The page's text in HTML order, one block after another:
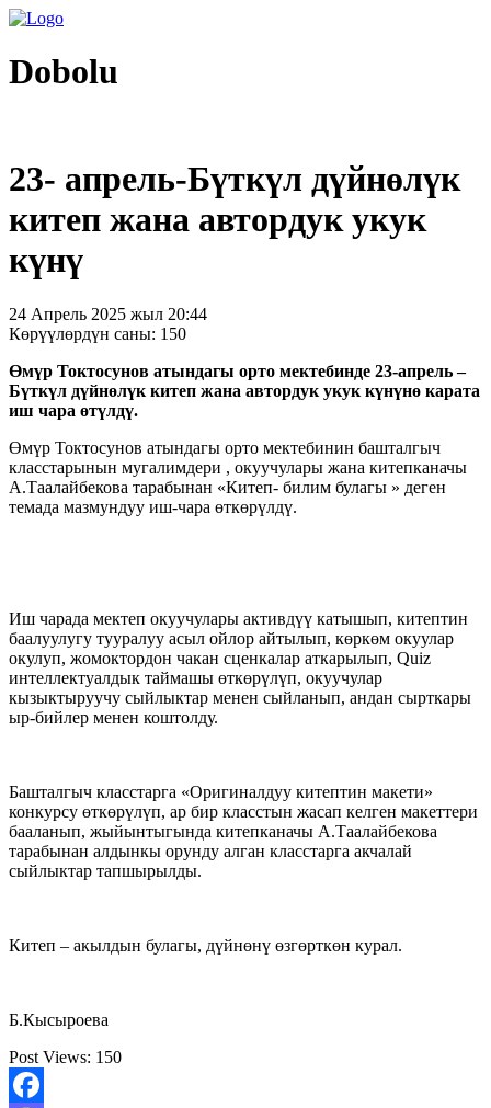
Dobolu
23- апрель-Бүткүл дүйнөлүк
китеп жана автордук укук
күнү
24 Апрель 2025 жыл 20:44
Көрүүлөрдүн саны: 150
Өмүр Токтосунов атындагы орто мектебинде 23-апрель –
Бүткүл дүйнөлүк китеп жана автордук укук күнүнө карата
иш чара өтүлдү.
Өмүр Токтосунов атындагы орто мектебинин башталгыч
класстарынын мугалимдери , окуучулары жана китепканачы
А.Таалайбекова тарабынан «Китеп- билим булагы » деген
темада мазмундуу иш-чара өткөрүлдү.
Иш чарада мектеп окуучулары активдүү катышып, китептин
баалуулугу тууралуу асыл ойлор айтылып, көркөм окуулар
окулуп, жомоктордон чакан сценкалар аткарылып, Quiz
интеллектуалдык таймашы өткөрүлүп, окуучулар
кызыктыруучу сыйлыктар менен сыйланып, андан сырткары
ыр-бийлер менен коштолду.
Башталгыч класстарга «Оригиналдуу китептин макети»
конкурсу өткөрүлүп, ар бир класстын жасап келген макеттери
бааланып, жыйынтыгында китепканачы А.Таалайбекова
тарабынан алдынкы орунду алган класстарга акчалай
сыйлыктар тапшырылды.
Китеп – акылдын булагы, дүйнөнү өзгөрткөн курал.
Б.Кысыроева
Post Views: 150